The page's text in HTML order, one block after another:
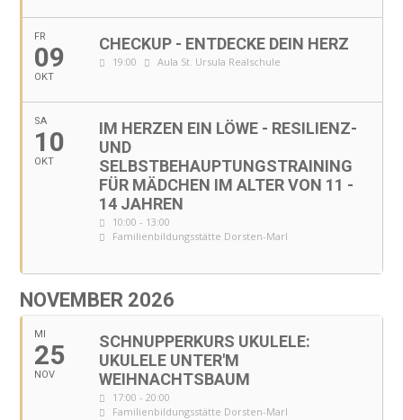
FR
09
OKT
CHECKUP - ENTDECKE DEIN HERZ
19:00 Aula St. Ursula Realschule
SA
10
OKT
IM HERZEN EIN LÖWE - RESILIENZ-
UND
SELBSTBEHAUPTUNGSTRAINING
FÜR MÄDCHEN IM ALTER VON 11 -
14 JAHREN
10:00 - 13:00
Familienbildungsstätte Dorsten-Marl
NOVEMBER 2026
MI
25
NOV
SCHNUPPERKURS UKULELE:
UKULELE UNTER'M
WEIHNACHTSBAUM
17:00 - 20:00
Familienbildungsstätte Dorsten-Marl